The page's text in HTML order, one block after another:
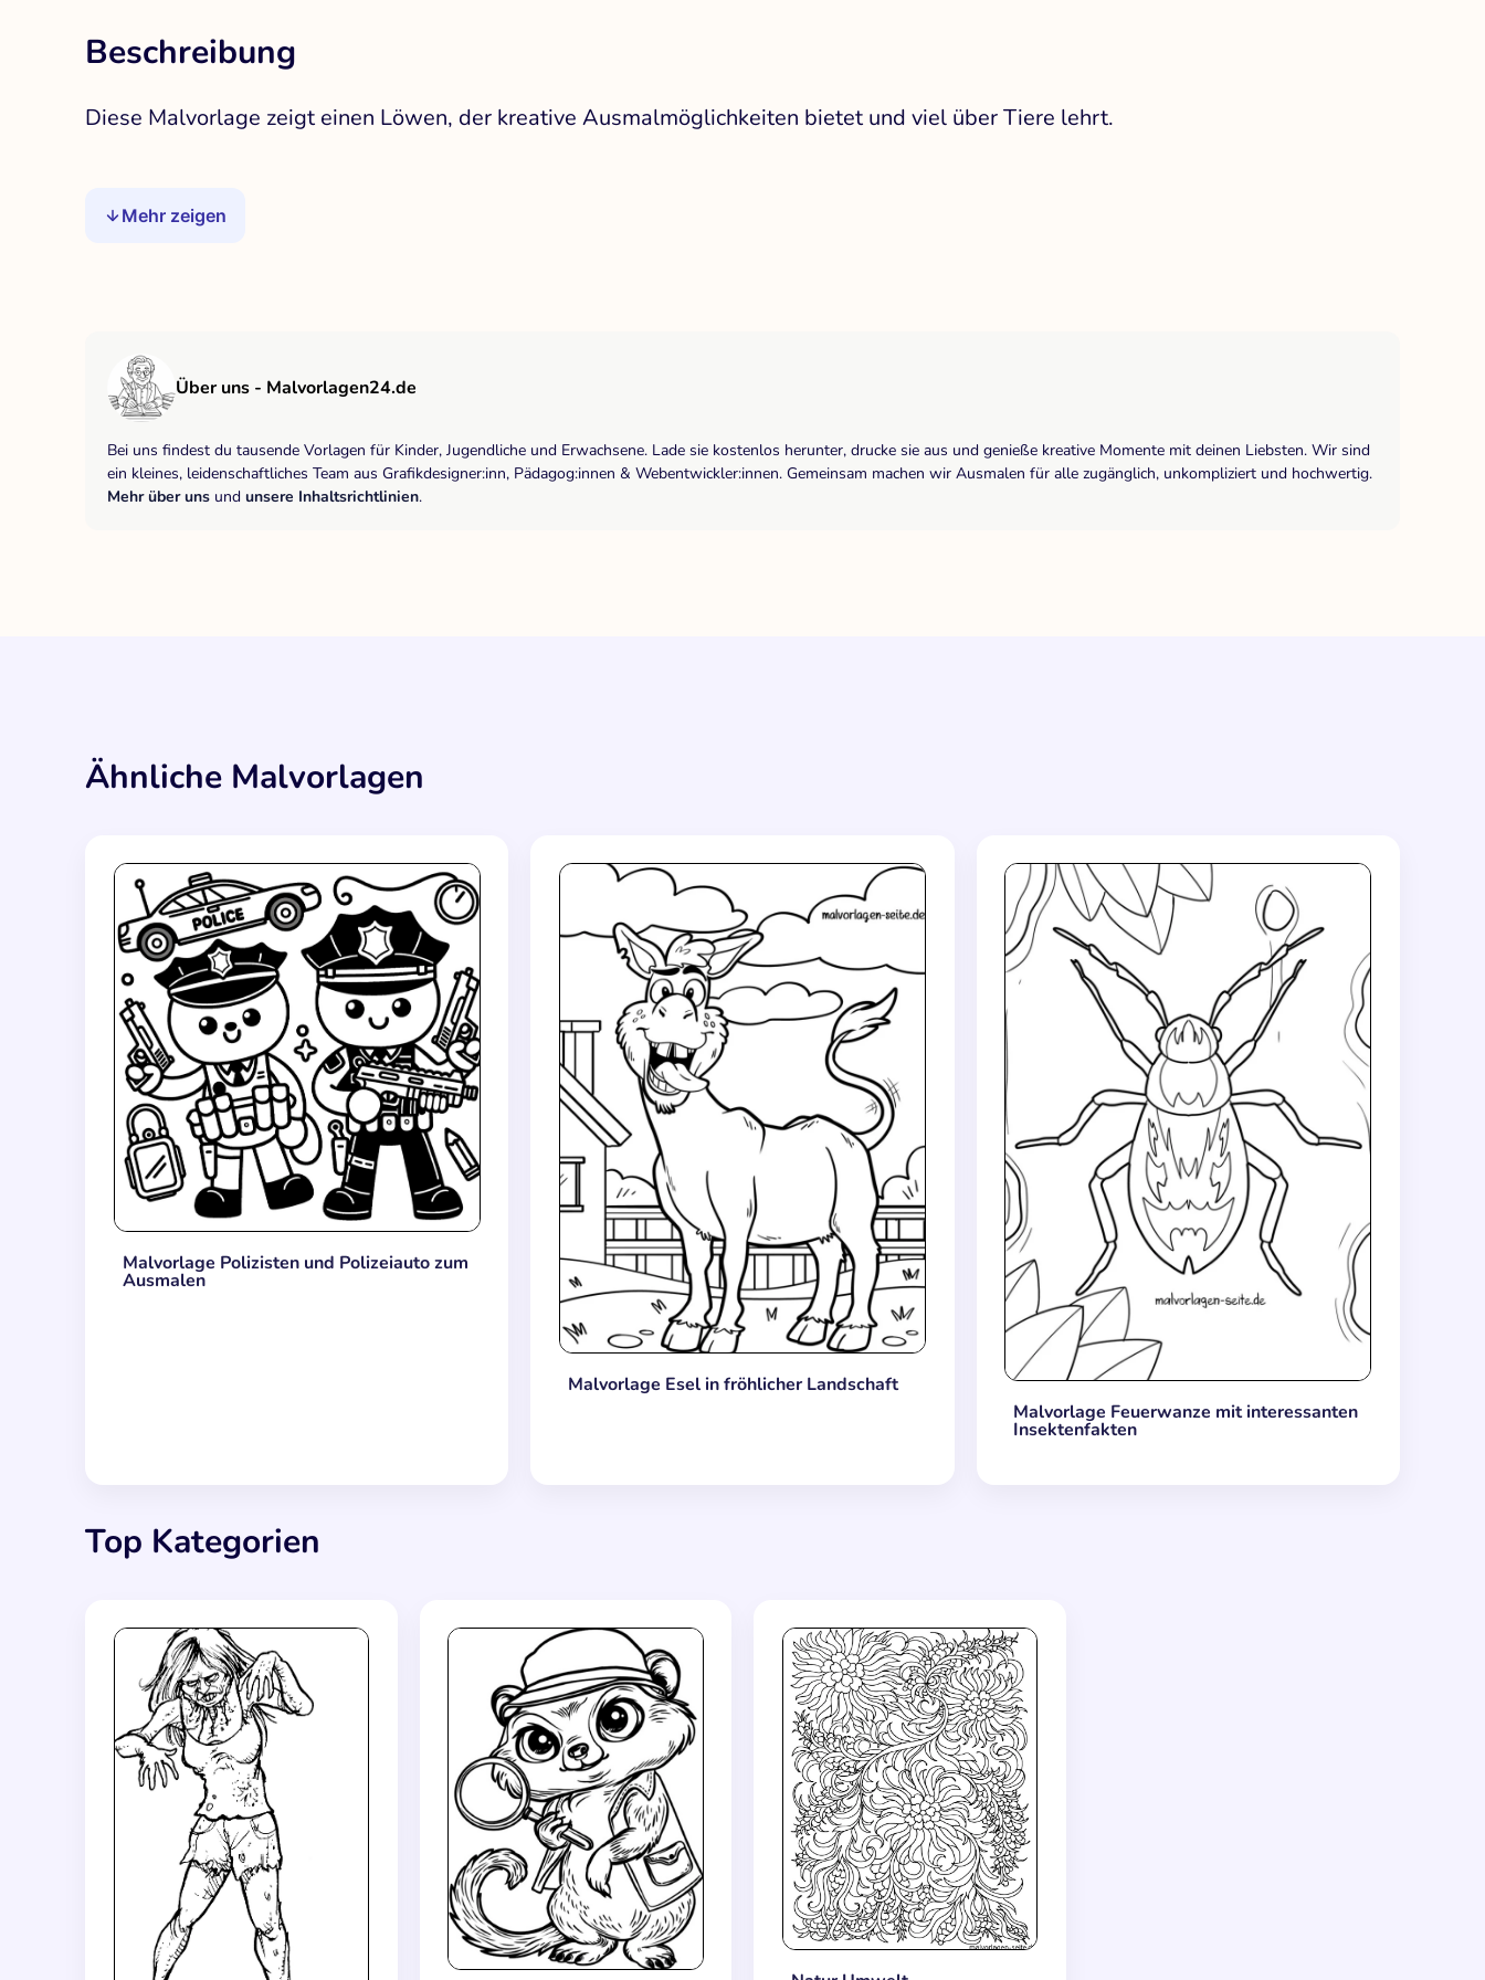
Beschreibung
Diese Malvorlage zeigt einen Löwen, der kreative Ausmalmöglichkeiten bietet und viel über Tiere lehrt.
Mehr zeigen
Über uns - Malvorlagen24.de
Bei uns findest du tausende Vorlagen für Kinder, Jugendliche und Erwachsene. Lade sie kostenlos herunter, drucke sie aus und genieße kreative Momente mit deinen Liebsten. Wir sind
ein kleines, leidenschaftliches Team aus Grafikdesigner:inn, Pädagog:innen & Webentwickler:innen. Gemeinsam machen wir Ausmalen für alle zugänglich, unkompliziert und hochwertig.
Mehr über uns und unsere Inhaltsrichtlinien.
Ähnliche Malvorlagen
Malvorlage Polizisten und Polizeiauto zum
Ausmalen
Malvorlage Esel in fröhlicher Landschaft
Malvorlage Feuerwanze mit interessanten
Insektenfakten
Top Kategorien